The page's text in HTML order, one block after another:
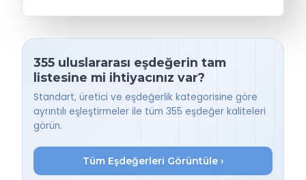
355 uluslararası eşdeğerin tam
listesine mi ihtiyacınız var?
Standart, üretici ve eşdeğerlik kategorisine göre
ayrıntılı eşleştirmeler ile tüm 355 eşdeğer kaliteleri
görün.
Tüm Eşdeğerleri Görüntüle ›